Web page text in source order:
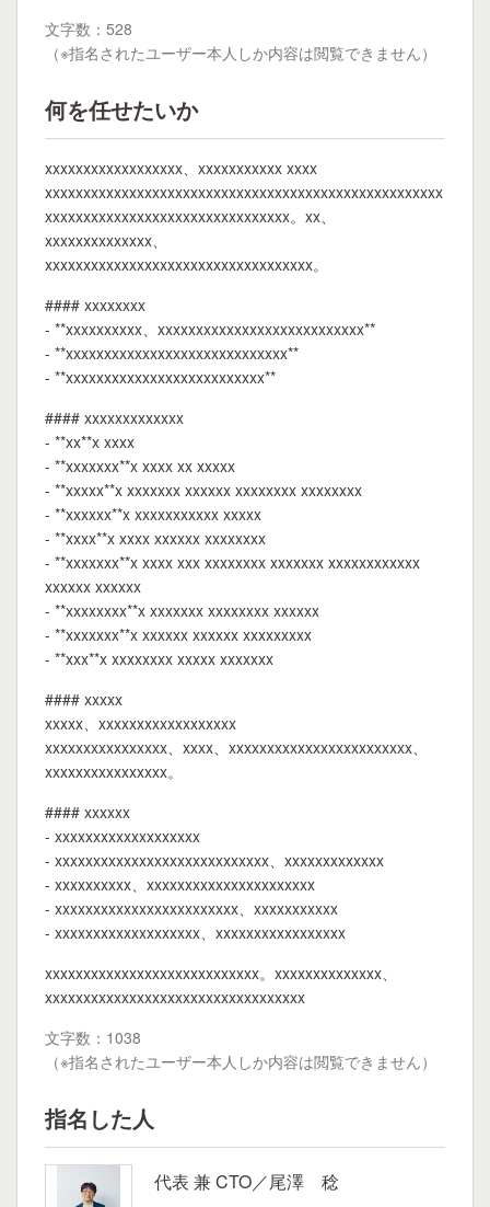
文字数：528
（※指名されたユーザー本人しか内容は閲覧できません）
何を任せたいか
xxxxxxxxxxxxxxxxxx、xxxxxxxxxxx xxxx
xxxxxxxxxxxxxxxxxxxxxxxxxxxxxxxxxxxxxxxxxxxxxxxxxxxx
xxxxxxxxxxxxxxxxxxxxxxxxxxxxxxxx。xx、
xxxxxxxxxxxxxx、
xxxxxxxxxxxxxxxxxxxxxxxxxxxxxxxxxxx。
#### xxxxxxxx
- **xxxxxxxxxx、xxxxxxxxxxxxxxxxxxxxxxxxxxx**
- **xxxxxxxxxxxxxxxxxxxxxxxxxxxxx**
- **xxxxxxxxxxxxxxxxxxxxxxxxxx**
#### xxxxxxxxxxxxx
- **xx**x xxxx
- **xxxxxxx**x xxxx xx xxxxx
- **xxxxx**x xxxxxxx xxxxxx xxxxxxxx xxxxxxxx
- **xxxxxx**x xxxxxxxxxxx xxxxx
- **xxxx**x xxxx xxxxxx xxxxxxxx
- **xxxxxxx**x xxxx xxx xxxxxxxx xxxxxxx xxxxxxxxxxxx
xxxxxx xxxxxx
- **xxxxxxxx**x xxxxxxx xxxxxxxx xxxxxx
- **xxxxxxx**x xxxxxx xxxxxx xxxxxxxxx
- **xxx**x xxxxxxxx xxxxx xxxxxxx
#### xxxxx
xxxxx、xxxxxxxxxxxxxxxxxx
xxxxxxxxxxxxxxxx、xxxx、xxxxxxxxxxxxxxxxxxxxxxxx、
xxxxxxxxxxxxxxxx。
#### xxxxxx
- xxxxxxxxxxxxxxxxxxx
- xxxxxxxxxxxxxxxxxxxxxxxxxxxx、xxxxxxxxxxxxx
- xxxxxxxxxx、xxxxxxxxxxxxxxxxxxxxxx
- xxxxxxxxxxxxxxxxxxxxxxxx、xxxxxxxxxxx
- xxxxxxxxxxxxxxxxxxx、xxxxxxxxxxxxxxxxx
xxxxxxxxxxxxxxxxxxxxxxxxxxxx。xxxxxxxxxxxxxx、
xxxxxxxxxxxxxxxxxxxxxxxxxxxxxxxxxx
文字数：1038
（※指名されたユーザー本人しか内容は閲覧できません）
指名した人
代表 兼 CTO／尾澤 稔